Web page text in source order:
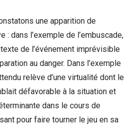
une apparition de
: dans l’exemple de l’embuscade,
de l’événement imprévisible
au danger. Dans l’exemple
relève d’une virtualité dont le
défavorable à la situation et
dans le cours de
pour faire tourner le jeu en sa